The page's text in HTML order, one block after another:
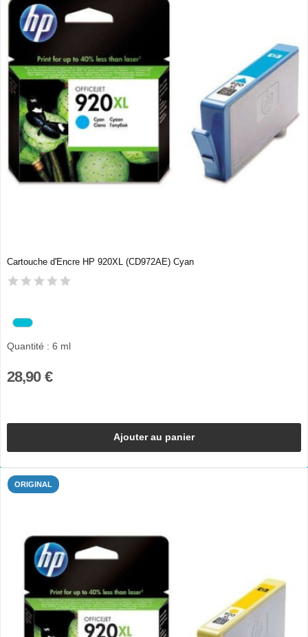
Cartouche d'Encre HP 920XL (CD972AE) Cyan
Quantité : 6 ml
28,90 €
Ajouter au panier
ORIGINAL